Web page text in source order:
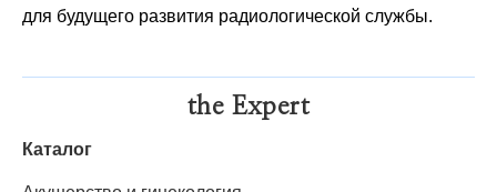
для будущего развития радиологической службы.
the Expert
Каталог